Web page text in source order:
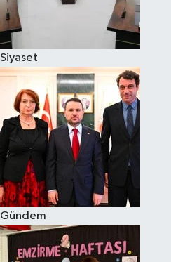
Siyaset
Gündem
Teknoloji
Televizyon
Yaşam-Çevre